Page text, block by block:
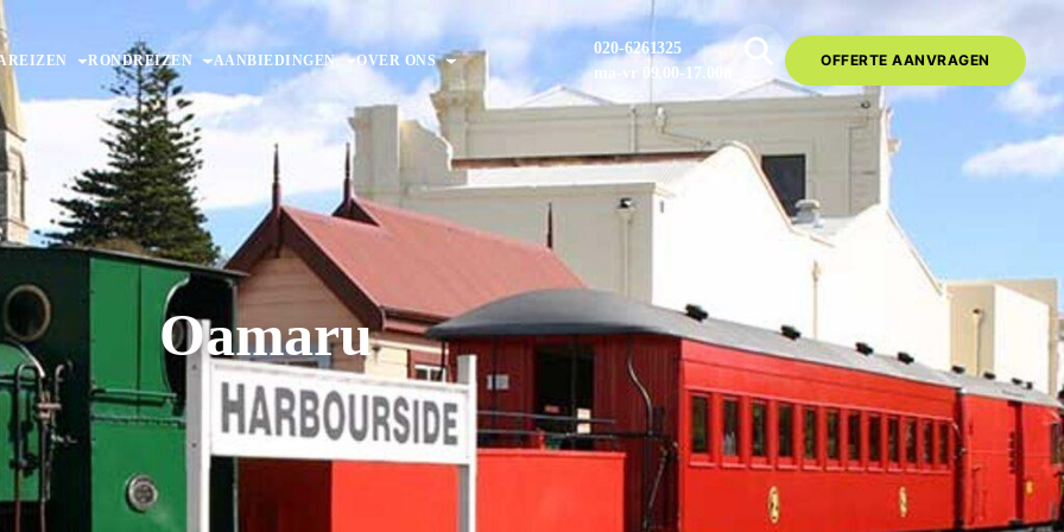
RONDREIZEN AANBIEDINGEN OVER ONS
020-6261325
ma-vr 09.00-17.00u
OFFERTE AANVRAGEN
Oamaru